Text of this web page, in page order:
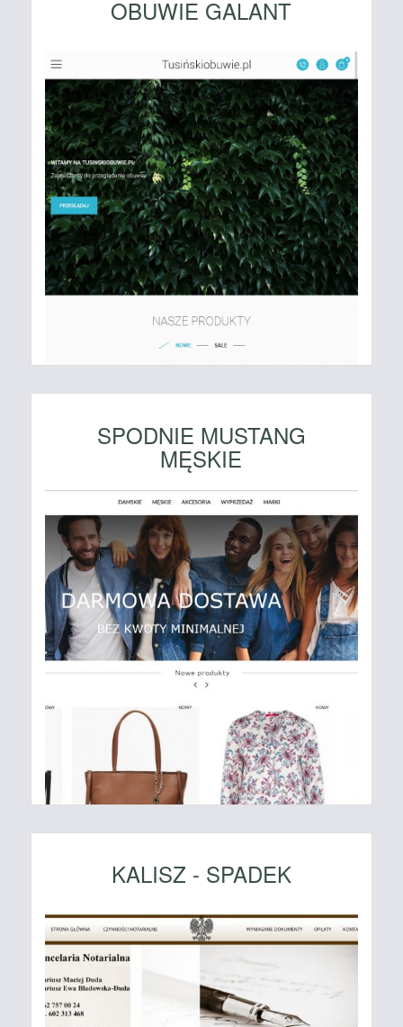
OBUWIE GALANT
SPODNIE MUSTANG
MĘSKIE
KALISZ - SPADEK